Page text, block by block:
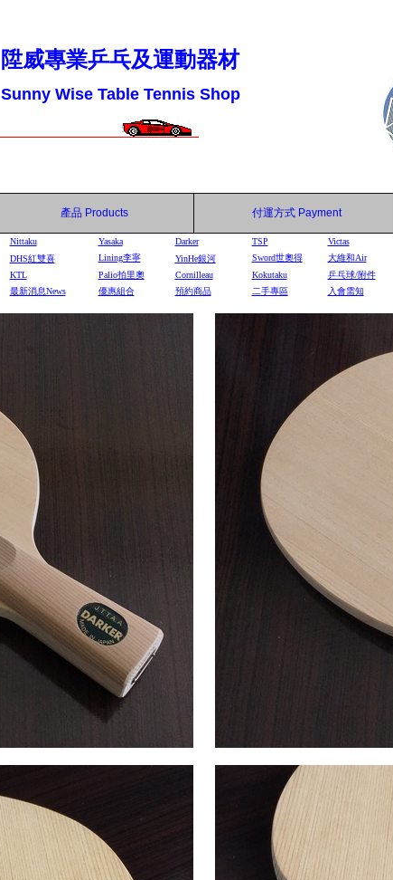
陞威專業乒乓及運動器材
Sunny Wise Table Tennis Shop
產品 Products 付運方式 Payment
Nittaku Yasaka Darker TSP Victas
DHS紅雙喜 Lining李寧 YinHe銀河 Sword世奧得 大維和Air
KTL Palio拍里奧 Cornilleau Kokutaku 乒乓球/附件
最新消息News 優惠組合 預約商品 二手專區 入會需知